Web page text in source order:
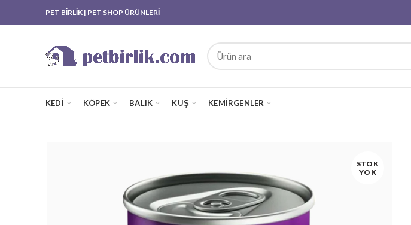
PET BİRLİK | PET SHOP ÜRÜNLERİ
KEDI KÖPEK BALIK KUŞ KEMIRGENLER
STOK
YOK